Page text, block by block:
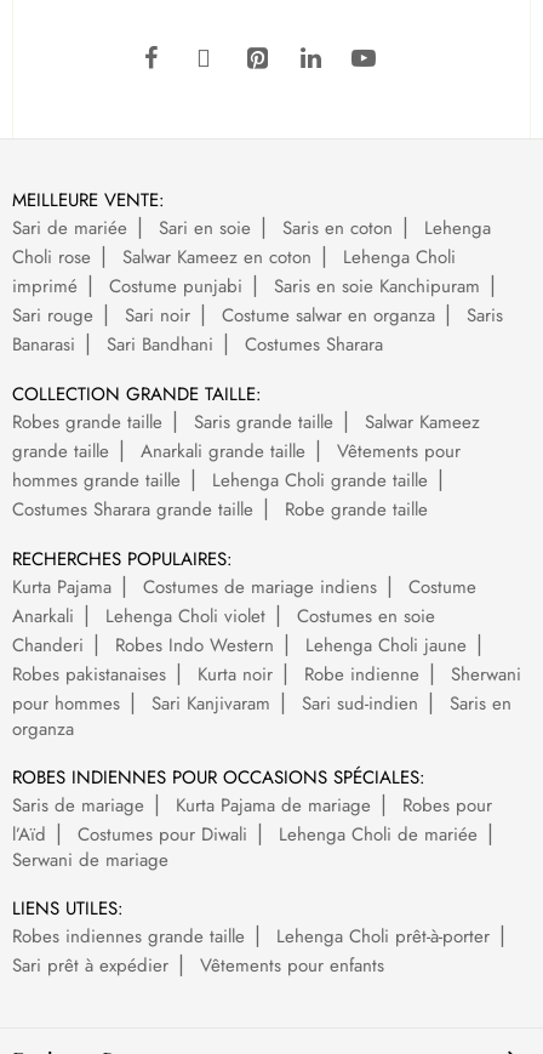
MEILLEURE VENTE:
Sari de mariée
Sari en soie Saris en coton
Lehenga
Choli rose
Salwar Kameez en coton
Lehenga Choli
imprimé
Costume punjabi
Saris en soie Kanchipuram
Sari rouge
Sari noir Costume salwar en organza
Saris
Banarasi
Sari Bandhani
Costumes Sharara
COLLECTION GRANDE TAILLE:
Robes grande taille
Saris grande taille
Salwar Kameez
grande taille
Anarkali grande taille
Vêtements pour
hommes grande taille
Lehenga Choli grande taille
Costumes Sharara grande taille
Robe grande taille
RECHERCHES POPULAIRES:
Kurta Pajama
Costumes de mariage indiens
Costume
Anarkali
Lehenga Choli violet
Costumes en soie
Chanderi
Robes Indo Western
Lehenga Choli jaune
Robes pakistanaises
Kurta noir Robe indienne
Sherwani
pour hommes
Sari Kanjivaram Sari sud-indien
Saris en
organza
ROBES INDIENNES POUR OCCASIONS SPÉCIALES:
Saris de mariage
Kurta Pajama de mariage
Robes pour
l’Aïd
Costumes pour Diwali
Lehenga Choli de mariée
Serwani de mariage
LIENS UTILES:
Robes indiennes grande taille
Lehenga Choli prêt-à-porter
Sari prêt à expédier
Vêtements pour enfants